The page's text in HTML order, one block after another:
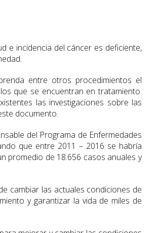
e incidencia del cáncer es deficiente,
entre otros procedimientos el
que se encuentran en tratamiento.
las investigaciones sobre las
documento.
del Programa de Enfermedades
que entre 2011 – 2016 se habría
promedio de 18.656 casos anuales y
cambiar las actuales condiciones de
y garantizar la vida de miles de